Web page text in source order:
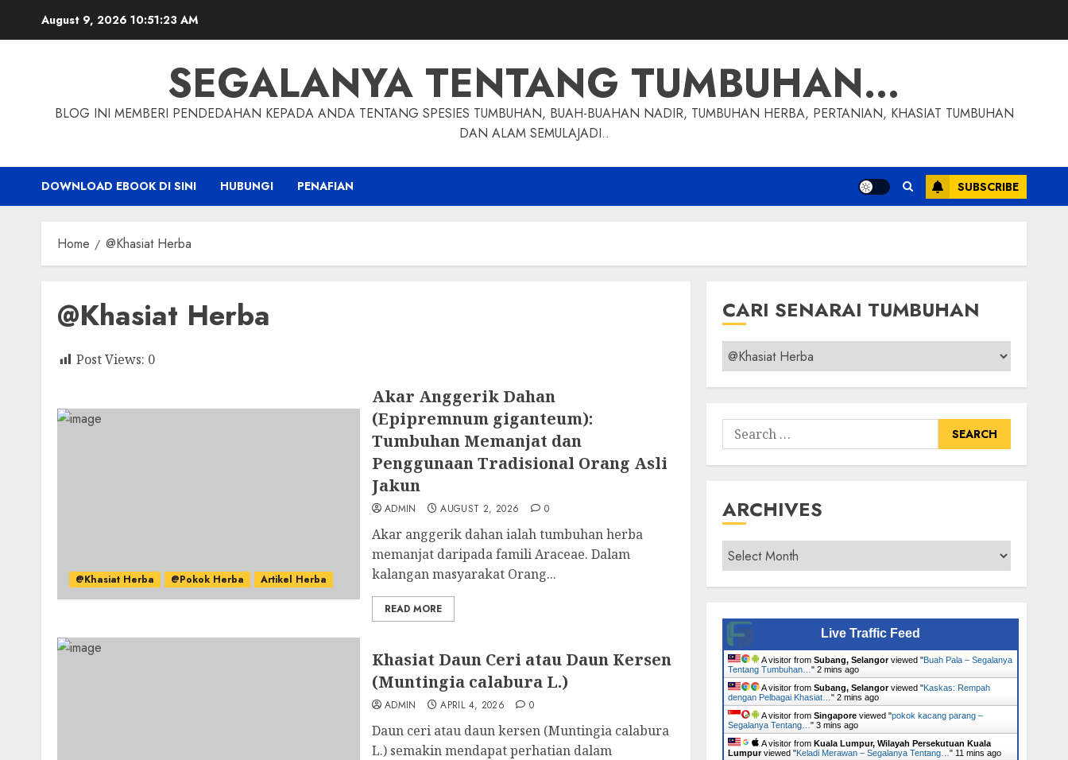
August 9, 2026 10:51:24 AM
SEGALANYA TENTANG TUMBUHAN…
BLOG INI MEMBERI PENDEDAHAN KEPADA ANDA TENTANG SPESIES TUMBUHAN, BUAH-BUAHAN NADIR, TUMBUHAN HERBA, PERTANIAN, KHASIAT TUMBUHAN
DAN ALAM SEMULAJADI..
DOWNLOAD EBOOK DI SINI HUBUNGI PENAFIAN SUBSCRIBE
Home @Khasiat Herba
@Khasiat Herba
Post Views: 0
@Khasiat Herba @Pokok Herba Artikel Herba
Akar Anggerik Dahan
(Epipremnum giganteum):
Tumbuhan Memanjat dan
Penggunaan Tradisional Orang Asli
Jakun
ADMIN AUGUST 2, 2026 0
Akar anggerik dahan ialah tumbuhan herba
memanjat daripada famili Araceae. Dalam
kalangan masyarakat Orang...
READ MORE
Khasiat Daun Ceri atau Daun Kersen
(Muntingia calabura L.)
ADMIN APRIL 4, 2026 0
Daun ceri atau daun kersen (Muntingia calabura
L.) semakin mendapat perhatian dalam
CARI SENARAI TUMBUHAN
Cari
Senarai
Tumbuhan
Search
for:
ARCHIVES
Archives
Live Traffic Feed
A visitor from Subang, Selangorviewed "Buah Pala – Segalanya
Tentang Tumbuhan… " 2 mins ago
A visitor from Subang, Selangorviewed "Kaskas: Rempah
dengan Pelbagai Khasiat… " 2 mins ago
A visitor from Singaporeviewed "pokok kacang parang –
Segalanya Tentang… " 3 mins ago
A visitor from Kuala Lumpur, Wilayah Persekutuan Kuala
Lumpurviewed "Keladi Merawan – Segalanya Tentang… " 11 mins ago